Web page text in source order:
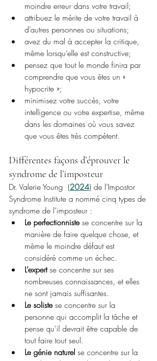
moindre erreur dans votre travail;
attribuez le mérite de votre travail à
d’autres personnes ou situations;
avez du mal à accepter la critique,
même lorsqu’elle est constructive;
pensez que tout le monde finira par
comprendre que vous êtes un «
hypocrite »;
minimisez votre succès, votre
intelligence ou votre expertise, même
dans les domaines où vous savez
que vous êtes très compétent.
Différentes façons d’éprouver le
syndrome de l’imposteur
Dr. Valerie Young  (2024) de l’Impostor
Syndrome Institute a nommé cinq types de
syndrome de l’imposteur :
Le perfectionniste se concentre sur la
manière de faire quelque chose, et
même le moindre défaut est
considéré comme un échec.
L’expert se concentre sur ses
nombreuses connaissances, et elles
ne sont jamais suffisantes.
Le soliste se concentre sur la
personne qui accomplit la tâche et
pense qu’il devrait être capable de
tout faire tout seul.
Le génie naturel se concentre sur la